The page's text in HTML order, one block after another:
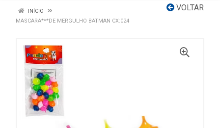
VOLTAR
INÍCIO
MASCARA***DE MERGULHO BATMAN CX:024